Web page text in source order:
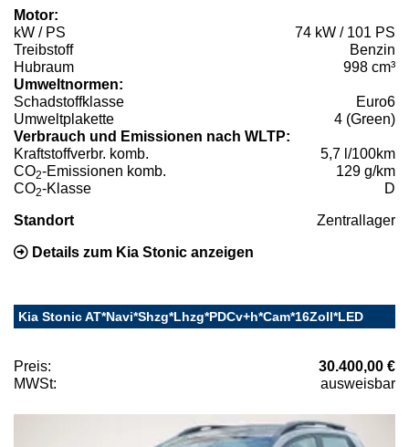
Motor:
kW / PS
74 kW / 101 PS
Treibstoff
Benzin
Hubraum
998 cm³
Umweltnormen:
Schadstoffklasse
Euro6
Umweltplakette
4 (Green)
Verbrauch und Emissionen nach WLTP:
Kraftstoffverbr. komb.
5,7 l/100km
CO2-Emissionen komb.
129 g/km
CO2-Klasse D
Standort Zentrallager
Details zum Kia Stonic anzeigen
Kia Stonic AT*Navi*Shzg*Lhzg*PDCv+h*Cam*16Zoll*LED
Preis:
30.400,00 €
MWSt:
ausweisbar